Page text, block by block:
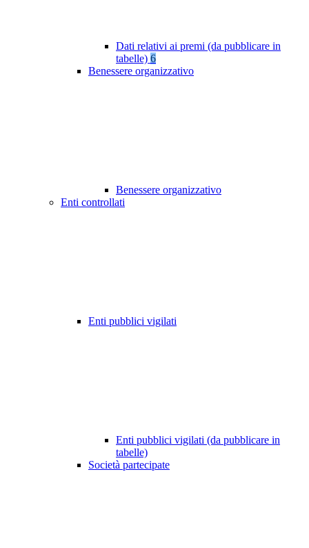
Dati relativi ai premi (da pubblicare in
tabelle) 6
Benessere organizzativo
Benessere organizzativo
Enti controllati
Enti pubblici vigilati
Enti pubblici vigilati (da pubblicare in
tabelle)
Società partecipate